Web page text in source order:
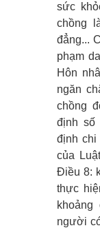
sức
chồng
đẳng...
phạm
Hôn
ngăn
chồng
định số
định chi
của
Điều 8:
thực
người